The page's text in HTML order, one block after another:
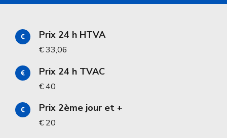
Prix 24 h HTVA
€ 33,06
Prix 24 h TVAC
€ 40
Prix 2ème jour et +
€ 20